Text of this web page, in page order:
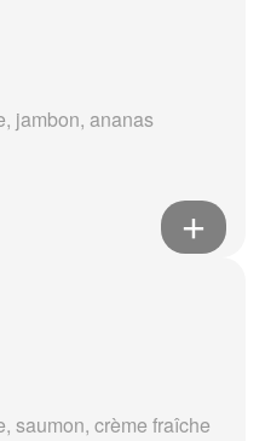
jambon, ananas
saumon, crème fraîche